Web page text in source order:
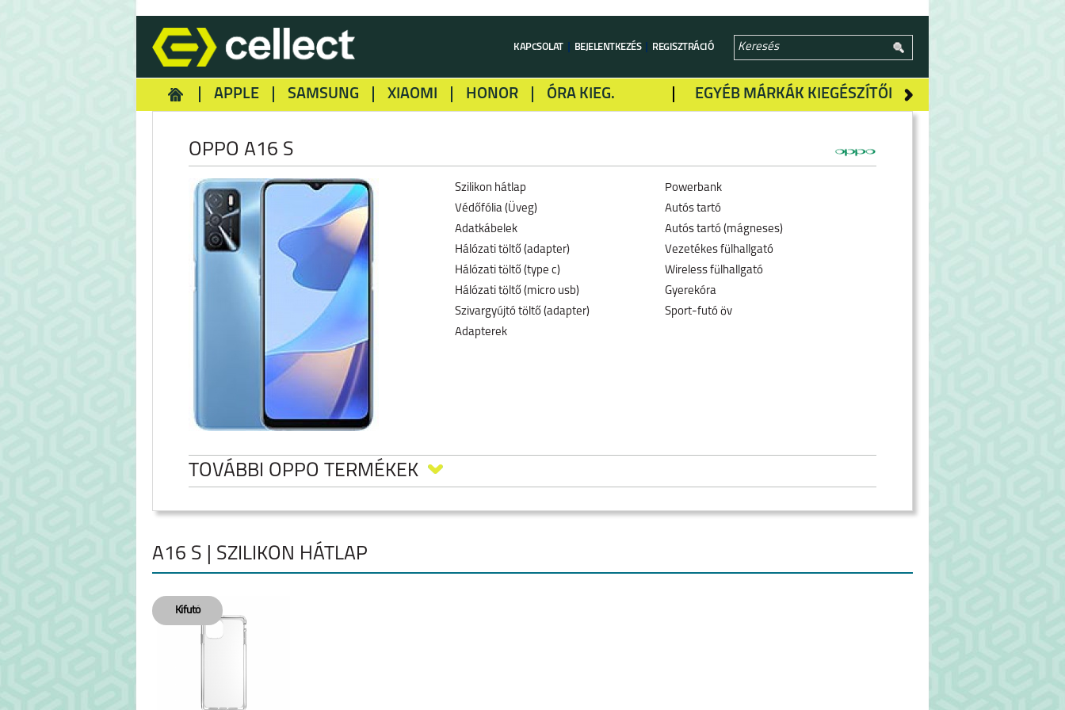
KAPCSOLAT BEJELENTKEZÉS REGISZTRÁCIÓ
EGYÉB MÁRKÁK KIEGÉSZÍTŐI
APPLE SAMSUNG XIAOMI HONOR ÓRA KIEG.
OPPO A16 S
Szilikon hátlap
Védőfólia (Üveg)
Adatkábelek
Hálózati töltő (adapter)
Hálózati töltő (type c)
Hálózati töltő (micro usb)
Szivargyújtó töltő (adapter)
Adapterek
Powerbank
Autós tartó
Autós tartó (mágneses)
Vezetékes fülhallgató
Wireless fülhallgató
Gyerekóra
Sport-futó öv
TOVÁBBI OPPO TERMÉKEK
RENO7 Z 5G
A16 S | SZILIKON HÁTLAP